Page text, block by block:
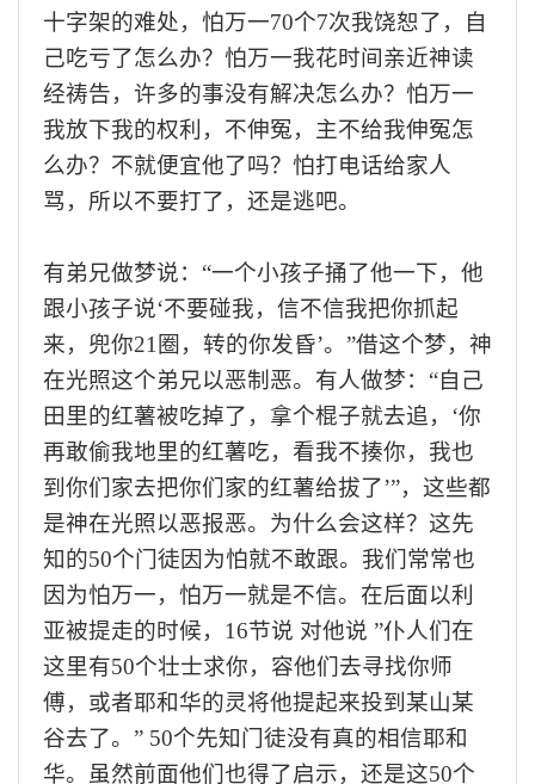
十字架的难处，怕万一70个7次我饶恕了，自
己吃亏了怎么办？怕万一我花时间亲近神读
经祷告，许多的事没有解决怎么办？怕万一
我放下我的权利，不伸冤，主不给我伸冤怎
么办？不就便宜他了吗？怕打电话给家人
骂，所以不要打了，还是逃吧。
有弟兄做梦说： “一个小孩子捅了他一下，他
跟小孩子说‘不要碰我，信不信我把你抓起
来，兜你21圈，转的你发昏’。”借这个梦，神
在光照这个弟兄以恶制恶。有人做梦：“自己
田里的红薯被吃掉了，拿个棍子就去追，‘你
再敢偷我地里的红薯吃，看我不揍你，我也
到你们家去把你们家的红薯给拔了’”，这些都
是神在光照以恶报恶。为什么会这样？这先
知的50个门徒因为怕就不敢跟。我们常常也
因为怕万一，怕万一就是不信。在后面以利
亚被提走的时候，16节说 对他说 ”仆人们在
这里有50个壮士求你，容他们去寻找你师
傅，或者耶和华的灵将他提起来投到某山某
谷去了。” 50个先知门徒没有真的相信耶和
华。虽然前面他们也得了启示，还是这50个